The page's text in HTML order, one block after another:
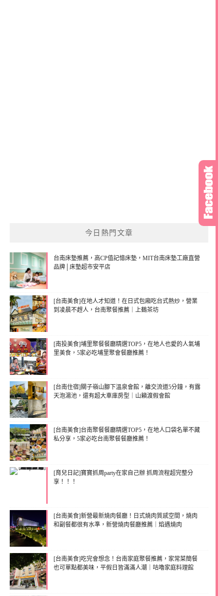
今日熱門文章
台南床墊推薦，高CP值記憶床墊，MIT台南床墊工廠直營
品牌│床墊超市安平店
[台南美食]在地人才知道！在日式包廂吃台式熱炒，營業
到凌晨不趕人，台南聚餐推薦｜上鶴茶坊
[南投美食]埔里聚餐餐廳精選TOP5，在地人也愛的人氣埔
里美食，5家必吃埔里聚會餐廳推薦！
[台南住宿]關子嶺山腳下溫泉會館，離交流道5分鐘，有露
天泡湯池，還有超大車庫房型｜山籟渡假會館
[台南美食]台南聚餐餐廳精選TOP5，在地人口袋名單不藏
私分享，5家必吃台南聚餐餐廳推薦！
[育兒日記]寶寶抓周party在家自己辦 抓周流程超完整分
享！！！
[台南美食]新營最新燒肉餐廳！日式燒肉質感空間，燒肉
和副餐都很有水準，新營燒肉餐廳推薦｜焰遇燒肉
[台南美食]吃完會想念！台南家庭聚餐推薦，家常菜簡餐
也可單點都美味，平假日皆滿滿人潮｜咕嚕家庭料理館